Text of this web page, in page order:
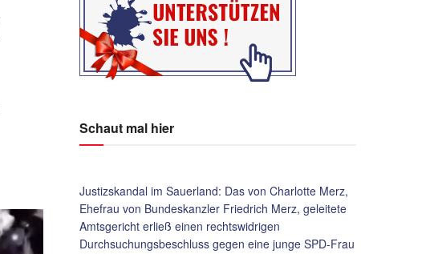
Schaut mal hier
Justizskandal im Sauerland: Das von Charlotte Merz,
Ehefrau von Bundeskanzler Friedrich Merz, geleitete
Amtsgericht erließ einen rechtswidrigen
Durchsuchungsbeschluss gegen eine junge SPD-Frau